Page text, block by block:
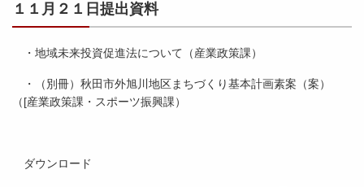
１１月２１日提出資料
・地域未来投資促進法について（産業政策課）
・（別冊）秋田市外旭川地区まちづくり基本計画素案（案）
（[産業政策課・スポーツ振興課）
ダウンロード